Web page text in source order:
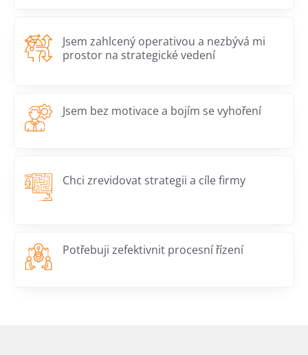
Jsem zahlcený operativou a nezbývá mi
prostor na strategické vedení
Jsem bez motivace a bojím se vyhoření
Chci zrevidovat strategii a cíle firmy
Potřebuji zefektivnit procesní řízení